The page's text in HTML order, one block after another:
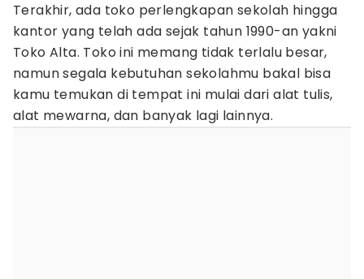
Terakhir, ada toko perlengkapan sekolah hingga
kantor yang telah ada sejak tahun 1990-an yakni
Toko Alta. Toko ini memang tidak terlalu besar,
namun segala kebutuhan sekolahmu bakal bisa
kamu temukan di tempat ini mulai dari alat tulis,
alat mewarna, dan banyak lagi lainnya.